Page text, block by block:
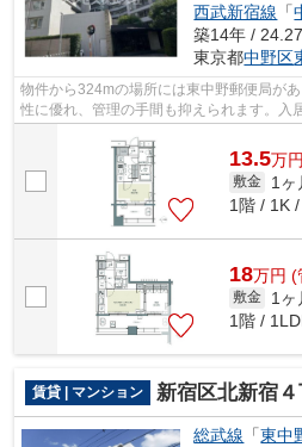
西武新宿線 「
築14年 /
東京都中野区
物件から324mの場所には東中野郵便局が
性に優れ、管理の手間も抑えられます。入
13.5万円
敷金 1ヶ
1階 / 1K
18万円 (
敷金 1ヶ
1階 /
賃貸 | マンション 新宿区北新宿
総武線 「東中